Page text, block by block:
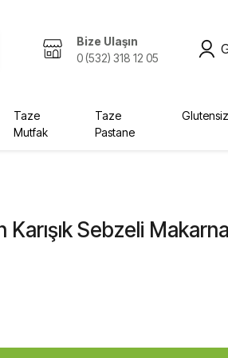
Bize Ulaşın
0 (532) 318 12 05
Bebek Bezleri
Taze
Mutfak
Taze
Pastane
Glutensiz
Sebzeli